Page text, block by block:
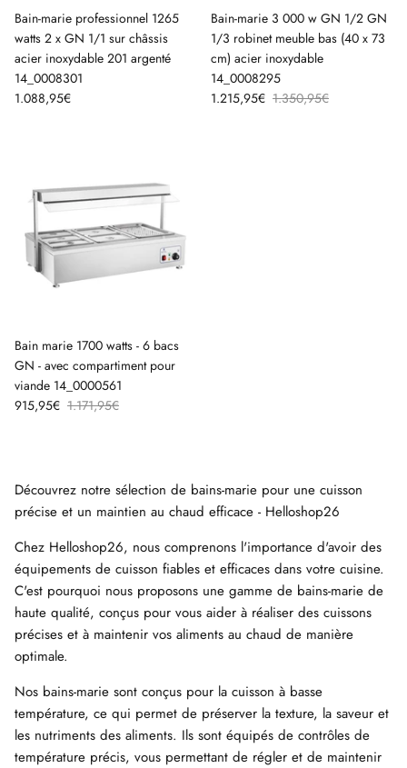
Bain-marie professionnel 1265
watts 2 x GN 1/1 sur châssis
acier inoxydable 201 argenté
14_0008301
1.088,95€
Bain-marie 3 000 w GN 1/2 GN
1/3 robinet meuble bas (40 x 73
cm) acier inoxydable
14_0008295
1.215,95€ 1.350,95€
Bain marie 1700 watts - 6 bacs
GN - avec compartiment pour
viande 14_0000561
915,95€ 1.171,95€
Découvrez notre sélection de bains-marie pour une cuisson
précise et un maintien au chaud efficace - Helloshop26
Chez Helloshop26, nous comprenons l'importance d'avoir des
équipements de cuisson fiables et efficaces dans votre cuisine.
C'est pourquoi nous proposons une gamme de bains-marie de
haute qualité, conçus pour vous aider à réaliser des cuissons
précises et à maintenir vos aliments au chaud de manière
optimale.
Nos bains-marie sont conçus pour la cuisson à basse
température, ce qui permet de préserver la texture, la saveur et
les nutriments des aliments. Ils sont équipés de contrôles de
température précis, vous permettant de régler et de maintenir